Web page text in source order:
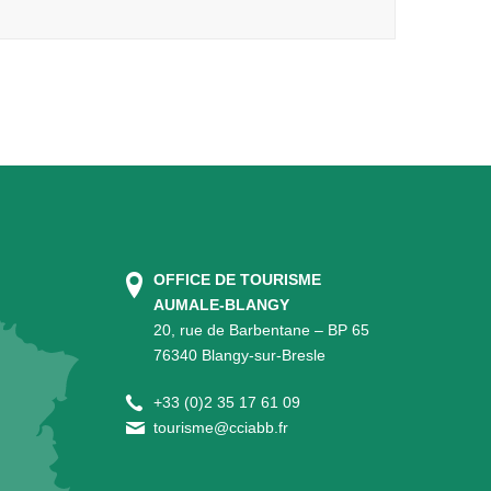
OFFICE DE TOURISME
AUMALE-BLANGY
20, rue de Barbentane – BP 65
76340 Blangy-sur-Bresle
+33 (0)2 35 17 61 09
tourisme@cciabb.fr